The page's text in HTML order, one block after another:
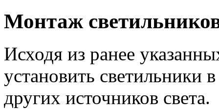
Монтаж
Исходя из ранее
установить светильники
других источников света.